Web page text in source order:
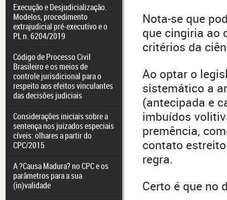
Execução e Desjudicialização.
Modelos, procedimento
extrajudicial pré-executivo e o
PL n. 6204/2019
Código de Processo Civil
Brasileiro e os meios de
controle jurisdicional para o
respeito aos efeitos vinculantes
das decisões judiciais
Considerações iniciais sobre a
sentença nos juizados especiais
cíveis: olhares a partir do
CPC/2015
A ?Causa Madura? no CPC e os
parâmetros para a sua
(in)validade
Nota-se que
que cingiria ao
critérios da
Ao optar o
sistemático a
(antecipada e
imbuídos
premência,
contato
regra.
Certo é que no